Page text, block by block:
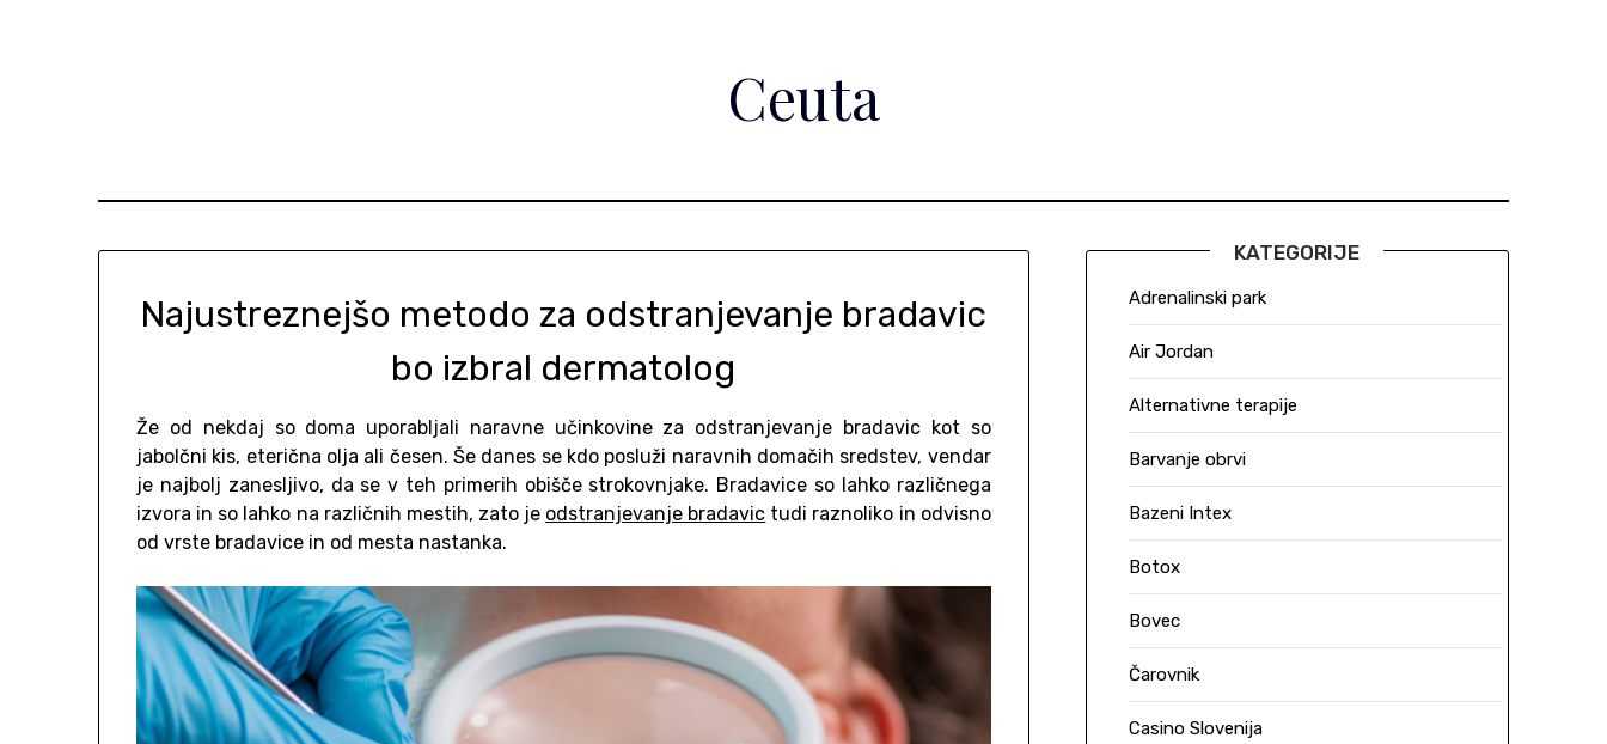
Ceuta
Najustreznejšo metodo za odstranjevanje bradavic
bo izbral dermatolog
Že od nekdaj so doma uporabljali naravne učinkovine za odstranjevanje bradavic kot so
jabolčni kis, eterična olja ali česen. Še danes se kdo posluži naravnih domačih sredstev, vendar
je najbolj zanesljivo, da se v teh primerih obišče strokovnjake. Bradavice so lahko različnega
izvora in so lahko na različnih mestih, zato je odstranjevanje bradavic tudi raznoliko in odvisno
od vrste bradavice in od mesta nastanka.
KATEGORIJE
Adrenalinski park
Air Jordan
Alternativne terapije
Barvanje obrvi
Bazeni Intex
Botox
Bovec
Čarovnik
Casino Slovenija